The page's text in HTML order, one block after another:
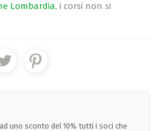
Lombardia, i corsi non si
uno sconto del 10% tutti i soci che